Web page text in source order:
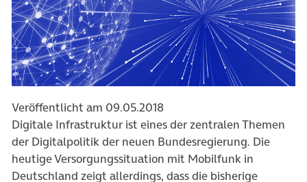
Veröffentlicht am 09.05.2018
Digitale Infrastruktur ist eines der zentralen Themen
der Digitalpolitik der neuen Bundesregierung. Die
heutige Versorgungssituation mit Mobilfunk in
Deutschland zeigt allerdings, dass die bisherige